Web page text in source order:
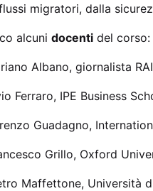
migratori, dalla
alcuni docenti del corso:
Albano, giornalista RAI
Ferraro, IPE Business
Guadagno,
Grillo, Oxford
Maffettone, Università